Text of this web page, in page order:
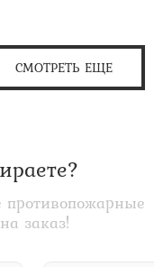
СМОТРЕТЬ ЕЩЕ
заказ!